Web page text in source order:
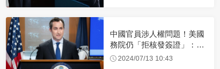
中國官員涉人權問題！美國
務院仍「拒核發簽證」：追
究責任
2024/07/13 10:43